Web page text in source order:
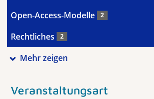
Open-Access-Modelle 2
Rechtliches 2
Mehr zeigen
Veranstaltungsart